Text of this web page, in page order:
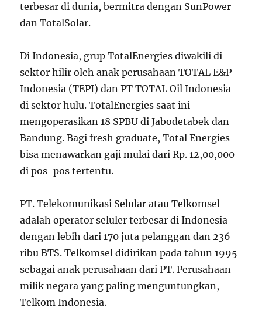
terbesar di dunia, bermitra dengan SunPower
dan TotalSolar.
Di Indonesia, grup TotalEnergies diwakili di
sektor hilir oleh anak perusahaan TOTAL E&P
Indonesia (TEPI) dan PT TOTAL Oil Indonesia
di sektor hulu. TotalEnergies saat ini
mengoperasikan 18 SPBU di Jabodetabek dan
Bandung. Bagi fresh graduate, Total Energies
bisa menawarkan gaji mulai dari Rp. 12,00,000
di pos-pos tertentu.
PT. Telekomunikasi Selular atau Telkomsel
adalah operator seluler terbesar di Indonesia
dengan lebih dari 170 juta pelanggan dan 236
ribu BTS. Telkomsel didirikan pada tahun 1995
sebagai anak perusahaan dari PT. Perusahaan
milik negara yang paling menguntungkan,
Telkom Indonesia.